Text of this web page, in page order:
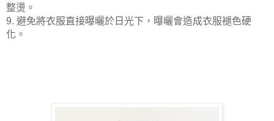
整燙。
9. 避免將衣服直接曝曬於日光下，曝曬會造成衣服褪色硬
化。